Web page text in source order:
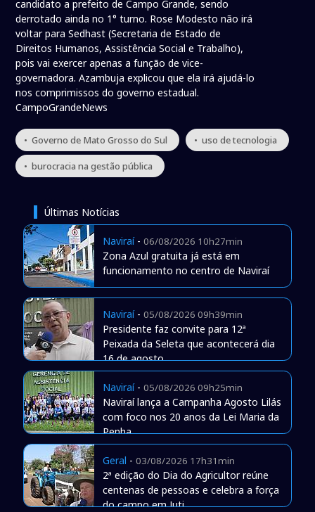
candidato a prefeito de Campo Grande, sendo
derrotado ainda no 1° turno. Rose Modesto não irá
voltar para Sedhast (Secretaria de Estado de
Direitos Humanos, Assistência Social e Trabalho),
pois vai exercer apenas a função de vice-
governadora. Azambuja explicou que ela irá ajudá-lo
nos comprimissos do governo estadual.
CampoGrandeNews
• Governo de Mato Grosso do Sul • uso de tecnologia
• burocracia na gestão pública
Últimas Notícias
Naviraí- 06/08/2026 10h27min
Zona Azul gratuita já está em
funcionamento no centro de Naviraí
Naviraí- 05/08/2026 09h39min
Presidente faz convite para 12ª
Peixada da Seleta que acontecerá dia
16 de agosto
Naviraí- 05/08/2026 09h25min
Naviraí lança a Campanha Agosto Lilás
com foco nos 20 anos da Lei Maria da
Penha
Geral - 03/08/2026 17h31min
2ª edição do Dia do Agricultor reúne
centenas de pessoas e celebra a força
do campo em Juti